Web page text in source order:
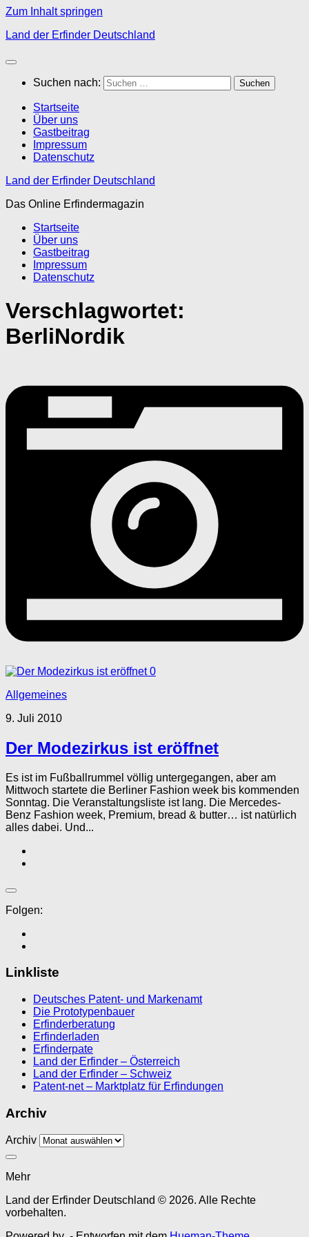
Zum Inhalt springen
Land der Erfinder Deutschland
Suchen nach:
Startseite
Über uns
Gastbeitrag
Impressum
Datenschutz
Land der Erfinder Deutschland
Das Online Erfindermagazin
Startseite
Über uns
Gastbeitrag
Impressum
Datenschutz
Verschlagwortet:
BerliNordik
0
Allgemeines
9. Juli 2010
Der Modezirkus ist eröffnet
Es ist im Fußballrummel völlig untergegangen, aber am
Mittwoch startete die Berliner Fashion week bis kommenden
Sonntag. Die Veranstaltungsliste ist lang. Die Mercedes-
Benz Fashion week, Premium, bread & butter… ist natürlich
alles dabei. Und...
Folgen:
Linkliste
Deutsches Patent- und Markenamt
Die Prototypenbauer
Erfinderberatung
Erfinderladen
Erfinderpate
Land der Erfinder – Österreich
Land der Erfinder – Schweiz
Patent-net – Marktplatz für Erfindungen
Archiv
Archiv
Mehr
Land der Erfinder Deutschland © 2026. Alle Rechte
vorbehalten.